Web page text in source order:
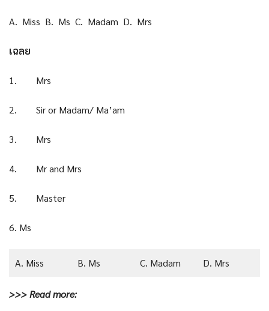
A. Miss B. Ms C. Madam D. Mrs
เฉลย
1. Mrs
2. Sir or Madam/ Ma’am
3. Mrs
4. Mr and Mrs
5. Master
6. Ms
A. Miss B. Ms C. Madam D. Mrs
>>> Read more: